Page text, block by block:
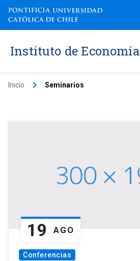
Instituto de Economía
Inicio keyboard_arrow_right Seminarios
19 AGO
Conferencias